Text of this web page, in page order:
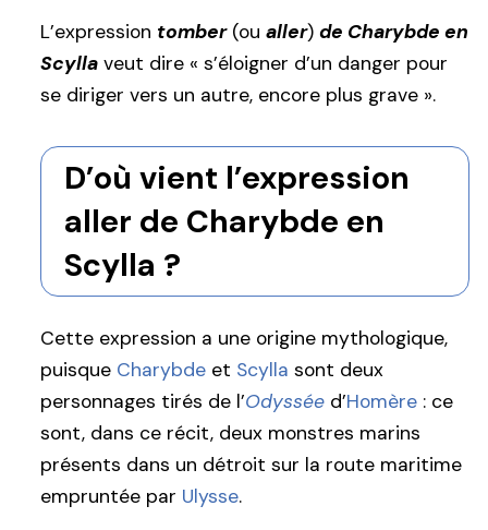
L’expression tomber(ou aller) de Charybde en
Scylla veut dire « s’éloigner d’un danger pour
se diriger vers un autre, encore plus grave ».
D’où vient l’expression
aller de Charybde en
Scylla ?
Cette expression a une origine mythologique,
puisque Charybde et Scylla sont deux
personnages tirés de l’Odyssée d’Homère : ce
sont, dans ce récit, deux monstres marins
présents dans un détroit sur la route maritime
empruntée par Ulysse.